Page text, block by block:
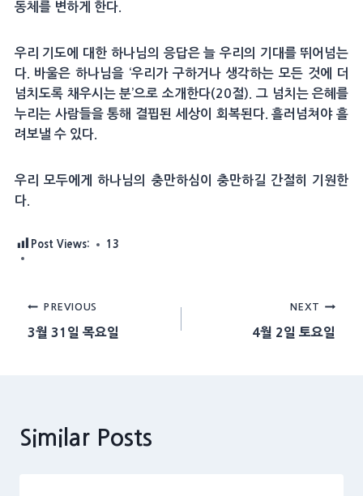
동체를 변하게 한다.
우리 기도에 대한 하나님의 응답은 늘 우리의 기대를 뛰어넘는
다. 바울은 하나님을 ‘우리가 구하거나 생각하는 모든 것에 더
넘치도록 채우시는 분’으로 소개한다(20절). 그 넘치는 은혜를
누리는 사람들을 통해 결핍된 세상이 회복된다. 흘러넘쳐야 흘
려보낼 수 있다.
우리 모두에게 하나님의 충만하심이 충만하길 간절히 기원한
다.
Post Views: 13
Post
navigation
PREVIOUS
3월 31일 목요일
NEXT
4월 2일 토요일
Similar Posts